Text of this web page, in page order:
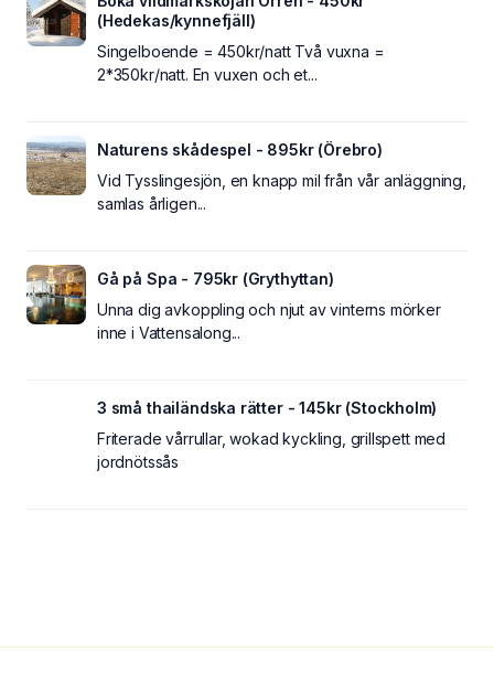
(Hedekas/kynnefjäll)
Singelboende = 450kr/natt Två vuxna =
2*350kr/natt. En vuxen och et...
Naturens skådespel - 895kr (Örebro)
Vid Tysslingesjön, en knapp mil från vår anläggning,
samlas årligen...
Gå på Spa - 795kr (Grythyttan)
Unna dig avkoppling och njut av vinterns mörker
inne i Vattensalong...
3 små thailändska rätter - 145kr (Stockholm)
Friterade vårrullar, wokad kyckling, grillspett med
jordnötssås